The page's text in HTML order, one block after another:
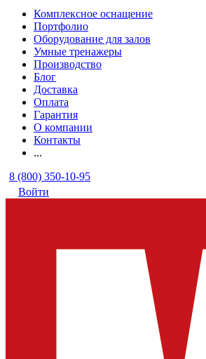
Комплексное оснащение
Портфолио
Оборудование для залов
Умные тренажеры
Производство
Блог
Доставка
Оплата
Гарантия
О компании
Контакты
...
8 (800) 350-10-95
Войти